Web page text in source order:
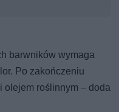
barwników wymaga
Po zakończeniu
olejem roślinnym – doda